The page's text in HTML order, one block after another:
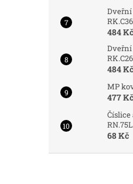
484 Kč
484 Kč
MP
477 Kč
68 Kč
od 507 Kč
Dveřní kování
souhra tradice